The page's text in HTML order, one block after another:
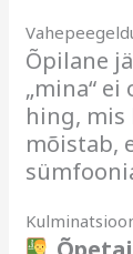
Õpilane
„mina“
hing, mis
mõistab,